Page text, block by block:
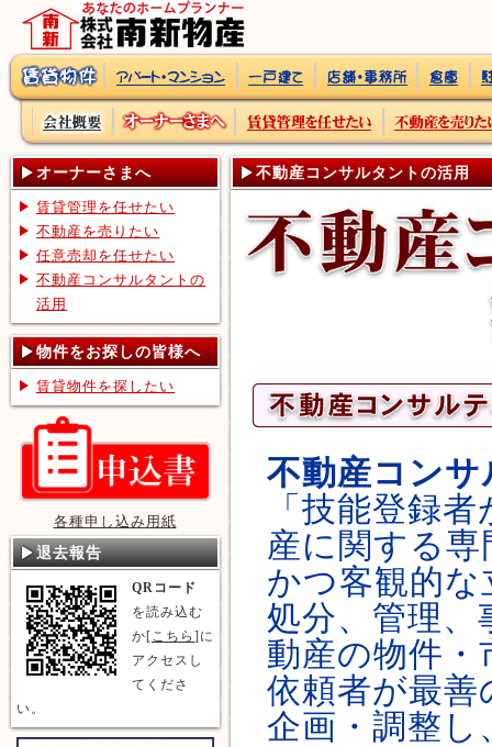
不動産コンサルタントの活用
不動産コン
「技能登録
産に関する
かつ客観的
処分、管理、
動産の物件
依頼者が最
企画・調整
オーナーさまへ
賃貸管理を任せたい
不動産を売りたい
任意売却を任せたい
不動産コンサルタントの
活用
物件をお探しの皆様へ
賃貸物件を探したい
各種申し込み用紙
退去報告
QRコード
を読み込む
か[こちら ]に
アクセスし
てくださ
い。